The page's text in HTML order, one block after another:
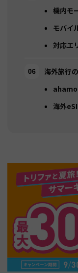
機内モ
モバイ
対応エ
海外旅行
ahamo
海外